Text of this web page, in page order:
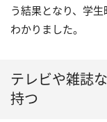
う結果となり、学
わかりました。
テレビや雑誌
持つ